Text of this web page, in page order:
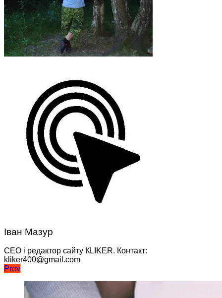
Іван Мазур
CEO і редактор сайту КLIKER. Контакт:
kliker400@gmail.com
Навігація
записів
Prev